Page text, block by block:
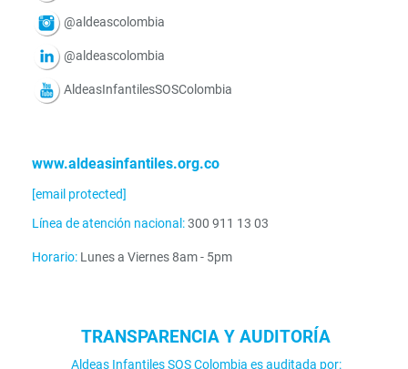
@aldeascolombia
@aldeascolombia
AldeasInfantilesSOSColombia
www.aldeasinfantiles.org.co
[email protected]
Línea de atención nacional:300 911 13 03
Horario: Lunes a Viernes 8am - 5pm
TRANSPARENCIA Y AUDITORÍA
Aldeas Infantiles SOS Colombia es auditada por: